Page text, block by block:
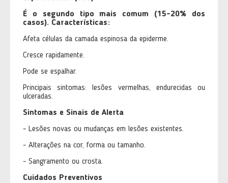
É o segundo tipo mais comum (15-20% dos
casos). Características:
Afeta células da camada espinosa da epiderme.
Cresce rapidamente.
Pode se espalhar.
Principais sintomas: lesões vermelhas, endurecidas ou
ulceradas.
Sintomas e Sinais de Alerta
- Lesões novas ou mudanças em lesões existentes.
- Alterações na cor, forma ou tamanho.
- Sangramento ou crosta.
Cuidados Preventivos